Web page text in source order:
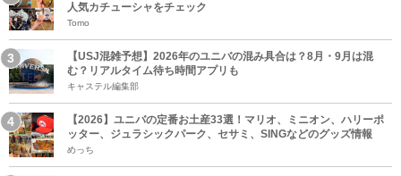
人気カチューシャをチェック
Tomo
【USJ混雑予想】2026年のユニバの混み具合は？8月・9月は混
む？リアルタイム待ち時間アプリも
キャステル編集部
【2026】ユニバの定番お土産33選！マリオ、ミニオン、ハリーポ
ッター、ジュラシックパーク、セサミ、SINGなどのグッズ情報
めっち